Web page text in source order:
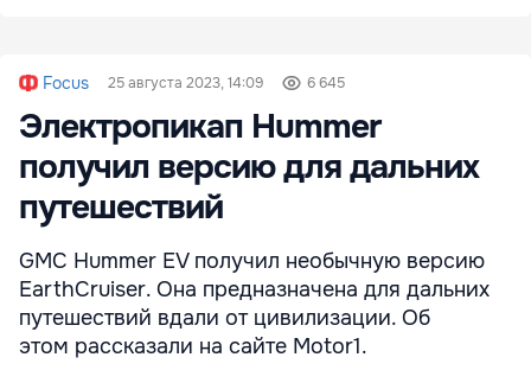
Focus 25 августа 2023, 14:09 6 645
Электропикап Hummer
получил версию для дальних
путешествий
GMC Hummer EV получил необычную версию
EarthCruiser. Она предназначена для дальних
путешествий вдали от цивилизации. Об
этом рассказали на сайте Motor1.